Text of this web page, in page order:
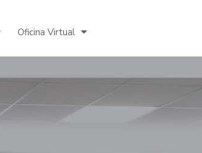
Oficina Virtual